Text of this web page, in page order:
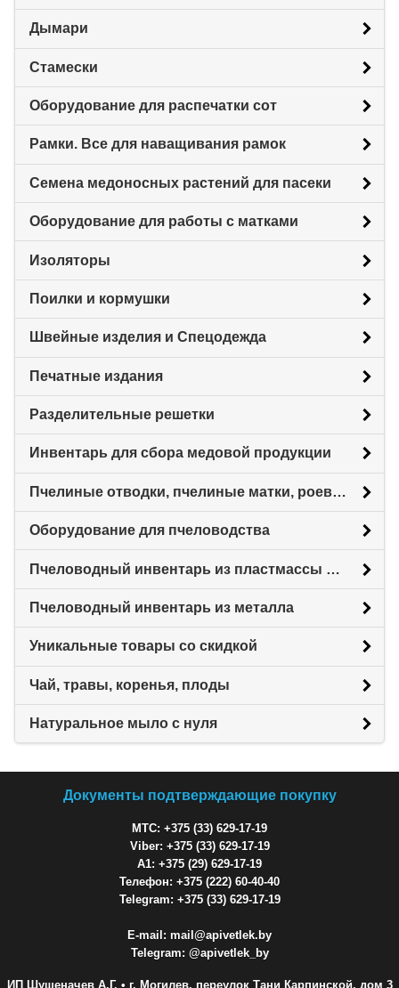
Дымари
Стамески
Оборудование для распечатки сот
Рамки. Все для наващивания рамок
Семена медоносных растений для пасеки
Оборудование для работы с матками
Изоляторы
Поилки и кормушки
Швейные изделия и Спецодежда
Печатные издания
Разделительные решетки
Инвентарь для сбора медовой продукции
Пчелиные отводки, пчелиные матки, роевни
Оборудование для пчеловодства
Пчеловодный инвентарь из пластмассы для пасеки
Пчеловодный инвентарь из металла
Уникальные товары со скидкой
Чай, травы, коренья, плоды
Натуральное мыло с нуля
Документы подтверждающие покупку
МТС: +375 (33) 629-17-19
Viber: +375 (33) 629-17-19
A1: +375 (29) 629-17-19
Телефон: +375 (222) 60-40-40
Telegram: +375 (33) 629-17-19
E-mail: mail@apivetlek.by
Telegram: @apivetlek_by
ИП Шушеначев А.Г. • г. Могилев, переулок Тани Карпинской, дом 3